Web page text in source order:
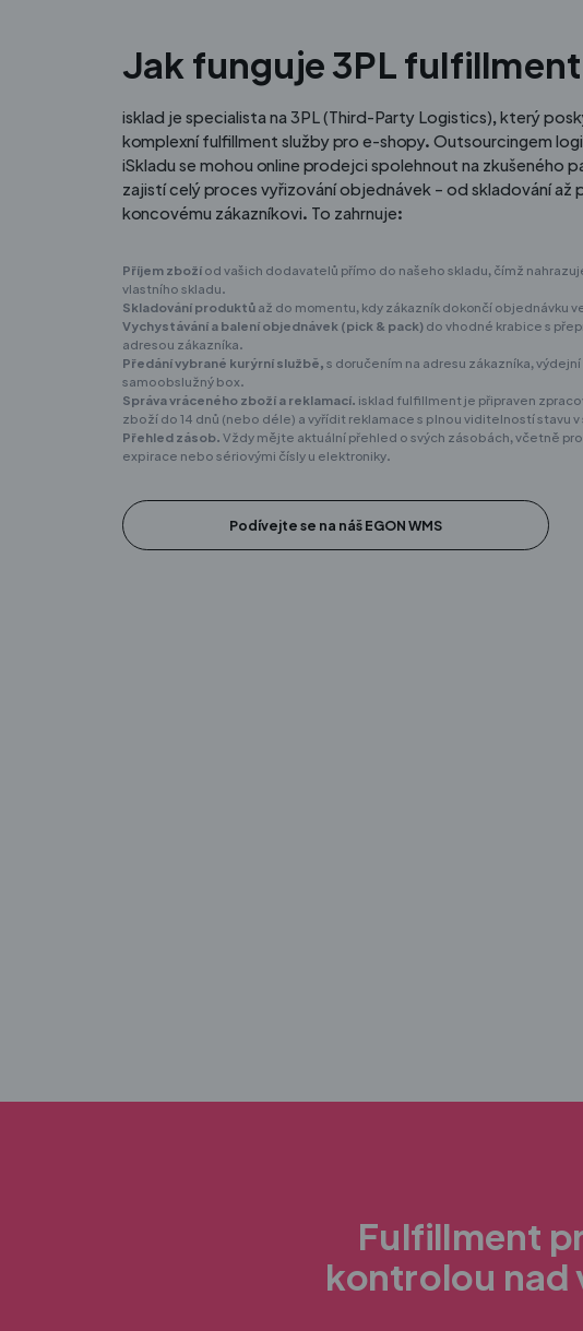
Jak funguje 3PL fulfillment
isklad je specialista na 3PL (Third-Party Logistics), který
komplexní fulfillment služby pro e-shopy. Outsourcingem
iSkladu se mohou online prodejci spolehnout na zkušeného
zajistí celý proces vyřizování objednávek – od skladování až
koncovému zákazníkovi. To zahrnuje:
Příjem zbožíod vašich dodavatelů přímo do našeho skladu, čímž
vlastního skladu.
Skladování produktůaž do momentu, kdy zákazník dokončí objednávku
Vychystávání a balení objednávek (pick & pack)do vhodné krabice s
adresou zákazníka.
Předání vybrané kurýrní službě, s doručením na adresu zákazníka,
samoobslužný box.
Správa vráceného zboží a reklamací. isklad fulfillment je připraven
zboží do 14 dnů (nebo déle) a vyřídit reklamace s plnou viditelností stavu v
Přehled zásob. Vždy mějte aktuální přehled o svých zásobách, včetně
expirace nebo sériovými čísly u elektroniky.
Podívejte se na náš EGON WMS
Fulfillment
kontrolou nad